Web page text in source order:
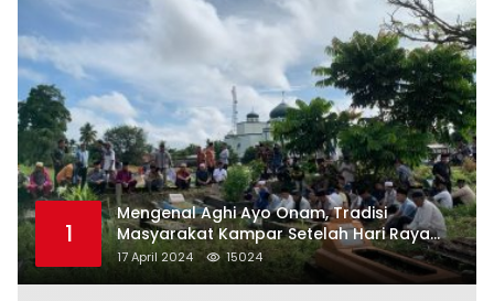
1
Mengenal Aghi Ayo Onam, Tradisi
Masyarakat Kampar Setelah Hari Raya
Idul Fitri
17 April 2024 15024